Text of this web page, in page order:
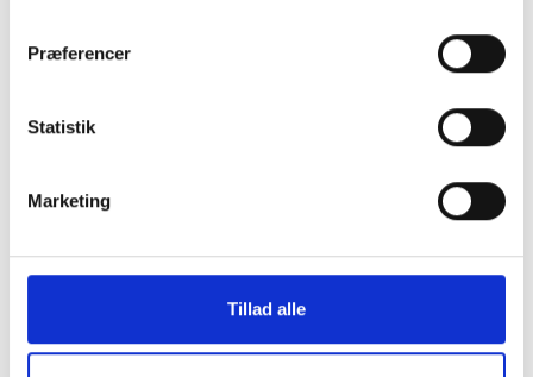
Præferencer
Statistik
Marketing
Tillad alle
Faktaark om almene boliger i
De almene boligorganisationer er centrale aktører
nyttig information om almene boliger i Samsø
Hvor kommer dataene